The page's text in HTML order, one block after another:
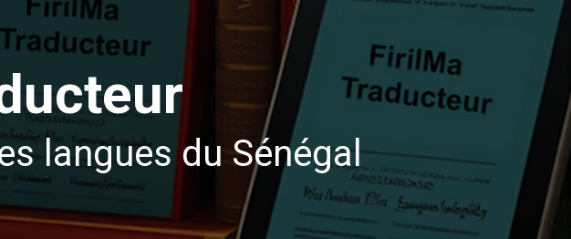
langues du Sénégal